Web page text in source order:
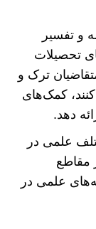
و تفسیر
تحصیلات
ترک و
کمک‌های
دهد.
علمی در
مقاطع
علمی در